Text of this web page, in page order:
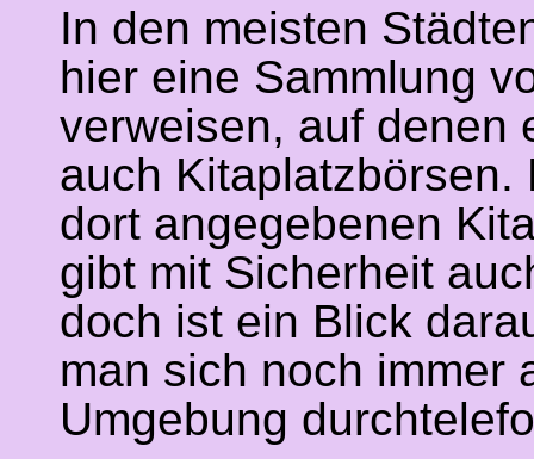
In den meisten
hier eine Sammlung
verweisen, auf denen
auch
dort angegebenen
gibt mit Sicherheit
doch ist ein Blick
man sich noch immer
Umgebung